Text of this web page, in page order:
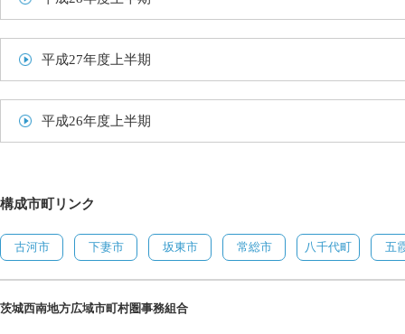
平成27年度上半期
平成26年度上半期
構成市町リンク
古河市 下妻市 坂東市 常総市 八千代町 五
茨城西南地方広域市町村圏事務組合